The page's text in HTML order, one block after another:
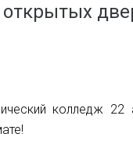
открытых
колледж